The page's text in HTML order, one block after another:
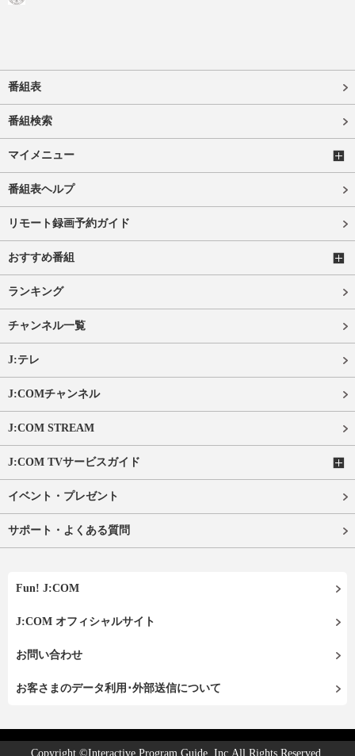
番組表
番組検索
マイメニュー
番組表ヘルプ
リモート録画予約ガイド
おすすめ番組
ランキング
チャンネル一覧
J:テレ
J:COMチャンネル
J:COM STREAM
J:COM TVサービスガイド
イベント・プレゼント
サポート・よくある質問
Fun! J:COM
J:COM オフィシャルサイト
お問い合わせ
お客さまのデータ利用･外部送信について
Copyright ©Interactive Program Guide, Inc.All Rights Reserved.